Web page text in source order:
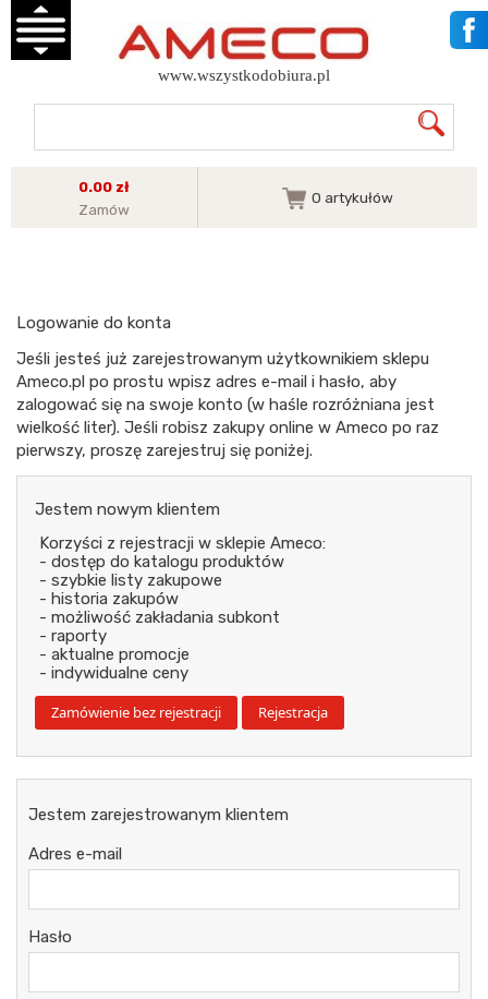
www.wszystkodobiura.pl
0.00 zł
Zamów
0 artykułów
Logowanie do konta
Jeśli jesteś już zarejestrowanym użytkownikiem sklepu
Ameco.pl po prostu wpisz adres e-mail i hasło, aby
zalogować się na swoje konto (w haśle rozróżniana jest
wielkość liter). Jeśli robisz zakupy online w Ameco po raz
pierwszy, proszę zarejestruj się poniżej.
Jestem nowym klientem
Korzyści z rejestracji w sklepie Ameco:
- dostęp do katalogu produktów
- szybkie listy zakupowe
- historia zakupów
- możliwość zakładania subkont
- raporty
- aktualne promocje
- indywidualne ceny
Jestem zarejestrowanym klientem
Adres e-mail
Hasło